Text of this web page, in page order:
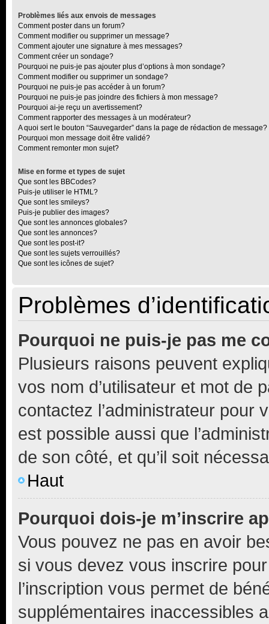
Problèmes liés aux envois de messages
Comment poster dans un forum?
Comment modifier ou supprimer un message?
Comment ajouter une signature à mes messages?
Comment créer un sondage?
Pourquoi ne puis-je pas ajouter plus d’options à mon sondage?
Comment modifier ou supprimer un sondage?
Pourquoi ne puis-je pas accéder à un forum?
Pourquoi ne puis-je pas joindre des fichiers à mon message?
Pourquoi ai-je reçu un avertissement?
Comment rapporter des messages à un modérateur?
A quoi sert le bouton “Sauvegarder” dans la page de rédaction de message?
Pourquoi mon message doit être validé?
Comment remonter mon sujet?
Mise en forme et types de sujet
Que sont les BBCodes?
Puis-je utiliser le HTML?
Que sont les smileys?
Puis-je publier des images?
Que sont les annonces globales?
Que sont les annonces?
Que sont les post-it?
Que sont les sujets verrouillés?
Que sont les icônes de sujet?
Problèmes
Pourquoi ne puis-je pas me
Plusieurs raisons peuvent
vos nom d’utilisateur et mot de
contactez l’administrateur pour
est possible aussi que
de son côté, et qu’il soit
Haut
Pourquoi dois-je m’inscrire
Vous pouvez ne pas en avoir
si vous devez vous inscrire
l’inscription vous permet de
supplémentaires inaccessibles